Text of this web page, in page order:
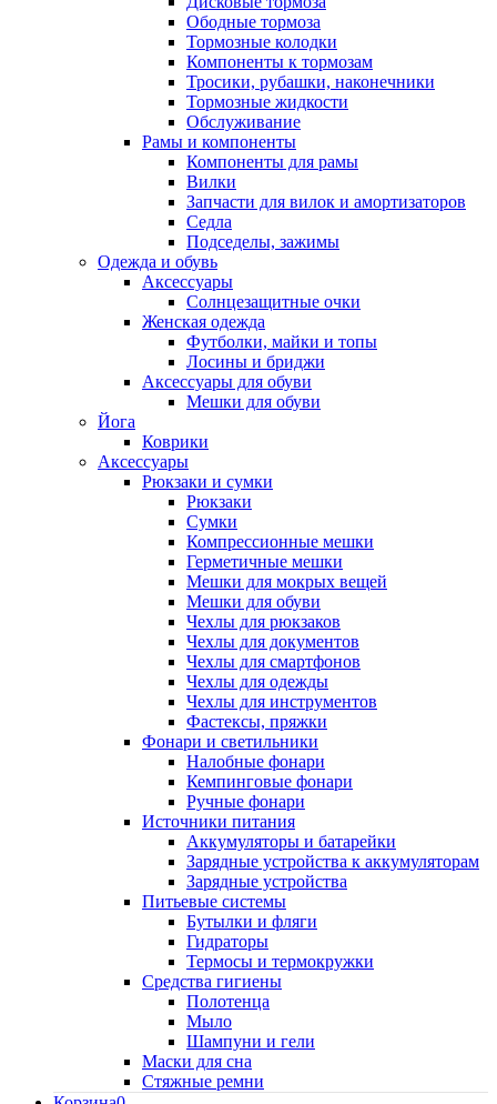
Ободные тормоза
Тормозные колодки
Компоненты к тормозам
Тросики, рубашки, наконечники
Тормозные жидкости
Обслуживание
Рамы и компоненты
Компоненты для рамы
Вилки
Запчасти для вилок и амортизаторов
Седла
Подседелы, зажимы
Одежда и обувь
Аксессуары
Солнцезащитные очки
Женская одежда
Футболки, майки и топы
Лосины и бриджи
Аксессуары для обуви
Мешки для обуви
Йога
Коврики
Аксессуары
Рюкзаки и сумки
Рюкзаки
Сумки
Компрессионные мешки
Герметичные мешки
Мешки для мокрых вещей
Мешки для обуви
Чехлы для рюкзаков
Чехлы для документов
Чехлы для смартфонов
Чехлы для одежды
Чехлы для инструментов
Фастексы, пряжки
Фонари и светильники
Налобные фонари
Кемпинговые фонари
Ручные фонари
Источники питания
Аккумуляторы и батарейки
Зарядные устройства к аккумуляторам
Зарядные устройства
Питьевые системы
Бутылки и фляги
Гидраторы
Термосы и термокружки
Средства гигиены
Полотенца
Мыло
Шампуни и гели
Маски для сна
Стяжные ремни